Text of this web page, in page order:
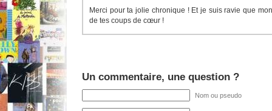
Merci pour ta jolie chronique ! Et je suis ravie que
de tes coups de cœur !
Un commentaire, une question ?
Nom ou pseudo